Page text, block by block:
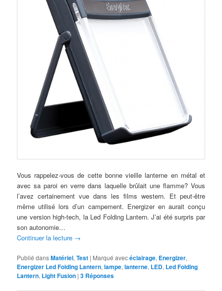
Vous rappelez-vous de cette bonne vieille lanterne en métal et
avec sa paroi en verre dans laquelle brûlait une flamme? Vous
l’avez certainement vue dans les films western. Et peut-être
même utilisé lors d’un campement. Energizer en aurait conçu
une version high-tech, la Led Folding Lantern. J’ai été surpris par
son autonomie…
Continuer la lecture →
Publié dansMatériel,Test | Marqué avecéclairage, Energizer,
Energizer Led Folding Lantern,lampe,lanterne, LED, Led Folding
Lantern, Light Fusion |3 Réponses